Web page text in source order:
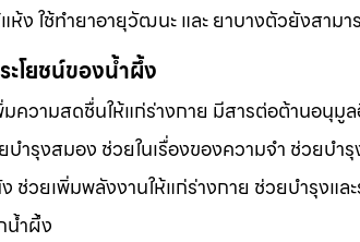
ห้ง ใช้ทำยาอายุวัฒนะ และ ยาบางตัวยังสาม
โยชน์ของน้ำผึ้ง
มความสดชื่นให้แก่ร่างกาย มีสารต่อต้านอนุ
ำรุงสมอง ช่วยในเรื่องของความจำ ช่วยบำ
ช่วยเพิ่มพลังงานให้แก่ร่างกาย ช่วยบำรุงแ
น้ำผึ้ง